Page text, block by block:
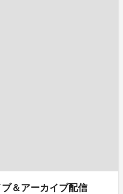
＆アーカイブ配信